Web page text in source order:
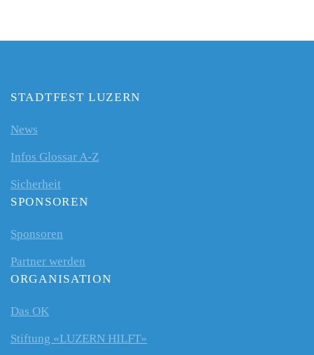
STADTFEST LUZERN
News
Infos Glossar A-Z
Sicherheit
SPONSOREN
Sponsoren
Partner werden
ORGANISATION
Das OK
Stiftung «LUZERN HILFT»